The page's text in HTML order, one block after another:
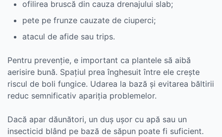
ofilirea bruscă din cauza drenajului slab;
pete pe frunze cauzate de ciuperci;
atacul de afide sau trips.
Pentru prevenție, e important ca plantele să aibă
aerisire bună. Spațiul prea înghesuit între ele crește
riscul de boli fungice. Udarea la bază și evitarea băltirii
reduc semnificativ apariția problemelor.
Dacă apar dăunători, un duș ușor cu apă sau un
insecticid blând pe bază de săpun poate fi suficient.